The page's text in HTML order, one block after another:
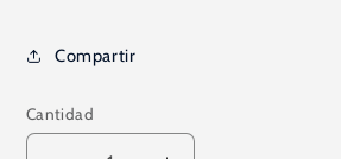
Compartir
Cantidad